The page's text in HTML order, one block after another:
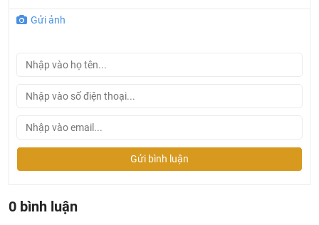
891
thông minh JB-891:
Công suất: AC220V.50HZ hoặc AC110V.60HZ
Công suất sưởi: 200W
Áp suất: 0.07 ~ 0.6 Mpa
Nhiệt độ sưởi: 35ºC – 3 mức độ
Gửi ảnh
Gửi bình luận
0 bình luận